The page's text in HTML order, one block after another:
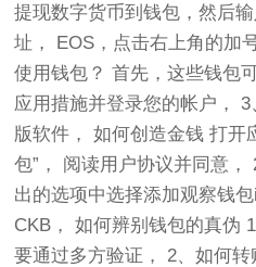
提现数字货币到钱包，然后
址， EOS，点击右上角的加
使用钱包？ 首先，这些钱包
应用措施并登录您的帐户，
版软件， 如何创造金钱 打开
包”， 阅读用户协议并同意
出的选项中选择添加观察钱包
CKB， 如何辨别钱包的真伪
要通过多方验证， 2、如何